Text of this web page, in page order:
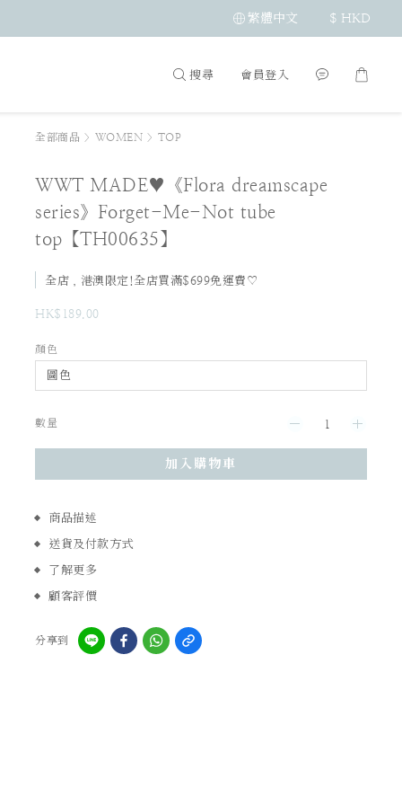
繁體中文 $ HKD
搜尋 會員登入
全部商品 > WOMEN > TOP
WWT MADE♥《Flora dreamscape
series》Forget-Me-Not tube
top【TH00635】
全店，港澳限定!全店買滿$699免運費♡
HK$189.00
顏色
數量
加入購物車
商品描述
送貨及付款方式
了解更多
顧客評價
分享到